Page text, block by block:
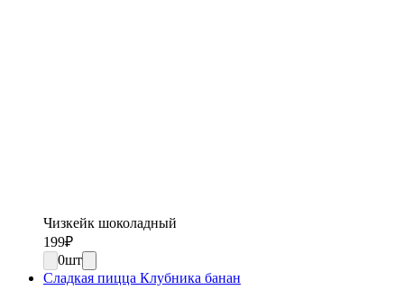
Чизкейк шоколадный
199₽
0шт
Сладкая пицца Клубника банан